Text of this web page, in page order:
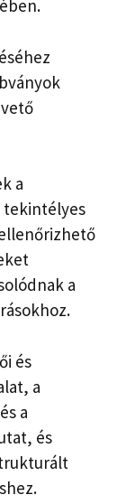
a
tekintélyes
a
és
a
a
és